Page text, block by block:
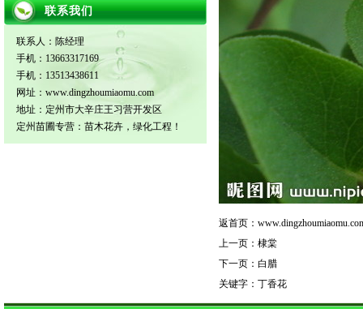
联系我们
联系人：陈经理
手机：13663317169
手机：13513438611
网址：www.dingzhoumiaomu.com
地址：定州市大辛庄王习营开发区
定州苗圃专营：苗木花卉，绿化工程！
返首页：
上一页： 棣棠
下一页： 白腊
关键字： 丁香花